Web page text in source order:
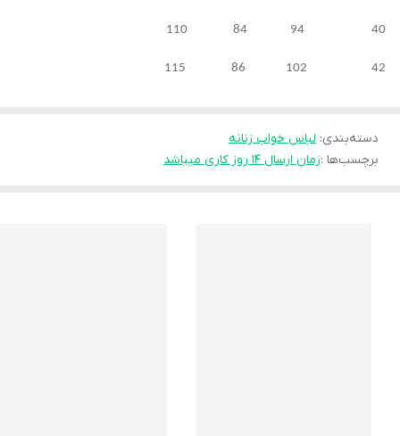
40 94 84 110
42 102 86 115
دسته‌بندی: لباس خواب زنانه
برچسب‌ها :زمان ارسال ۱۴ روز کاری میباشد